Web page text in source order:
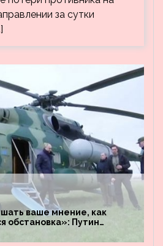
за сутки
ваше мнение, как
обстановка»: Путин